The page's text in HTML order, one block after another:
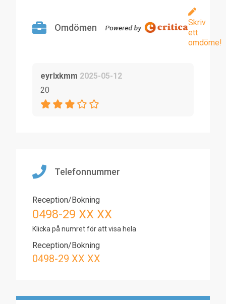
Omdömen
Skriv
ett
omdöme!
eyrlxkmm 2025-05-12
20
Telefonnummer
Reception/Bokning
0498-29 XX XX
Klicka på numret för att visa hela
Reception/Bokning
0498-29 XX XX